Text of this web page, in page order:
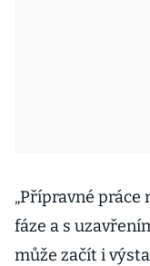
„Přípravné
fáze a s
může začít i